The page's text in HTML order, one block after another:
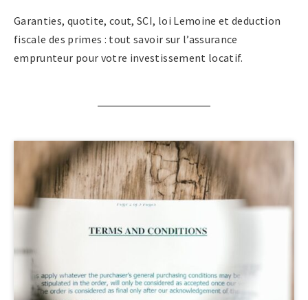
Garanties, quotite, cout, SCI, loi Lemoine et deduction
fiscale des primes : tout savoir sur l’assurance
emprunteur pour votre investissement locatif.